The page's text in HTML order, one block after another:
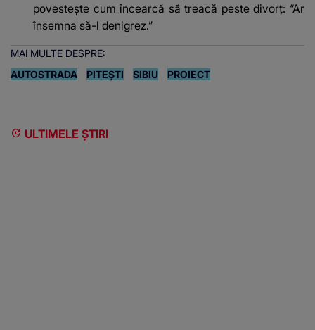
povestește cum încearcă să treacă peste divorț: “Ar
însemna să-l denigrez.”
MAI MULTE DESPRE:
AUTOSTRADA
PITEȘTI SIBIU PROIECT
ULTIMELE ȘTIRI